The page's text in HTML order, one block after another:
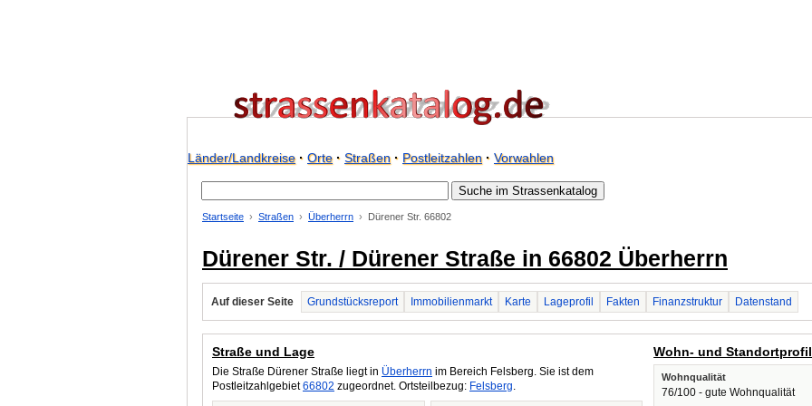
Länder/Landkreise· Orte· Straßen· Postleitzahlen· Vorwahlen
Startseite Straßen Überherrn Dürener Str. 66802
Dürener Str. / Dürener Straße in 66802 Überherrn
Auf dieser Seite Grundstücksreport Immobilienmarkt Karte Lageprofil Fakten Finanzstruktur Datenstand
Straße und Lage
Die Straße Dürener Straße liegt in Überherrn im Bereich Felsberg. Sie ist dem
Postleitzahlgebiet66802 zugeordnet. Ortsteilbezug: Felsberg.
Wohn- und Standortprofil
Wohnqualität
76/100 - gute Wohnqualität